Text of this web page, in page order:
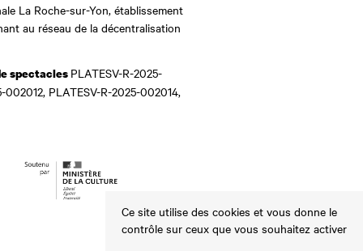
La Roche-sur-Yon, établissement
au réseau de la décentralisation
spectacles PLATESV-R-2025-
PLATESV-R-2025-002014,
Ce site utilise des cookies et vous donne le
contrôle sur ceux que vous souhaitez activer